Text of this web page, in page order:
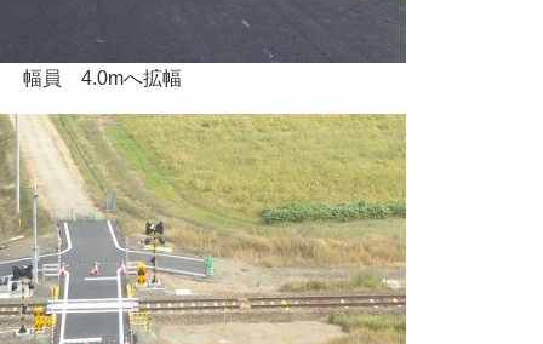
幅員 4.0mへ拡幅